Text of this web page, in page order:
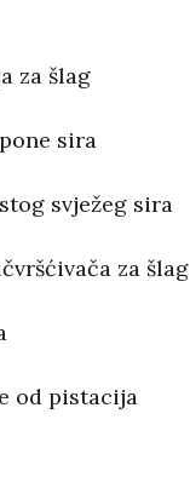
za šlag
sira
svježeg sira
za šlag
od pistacija